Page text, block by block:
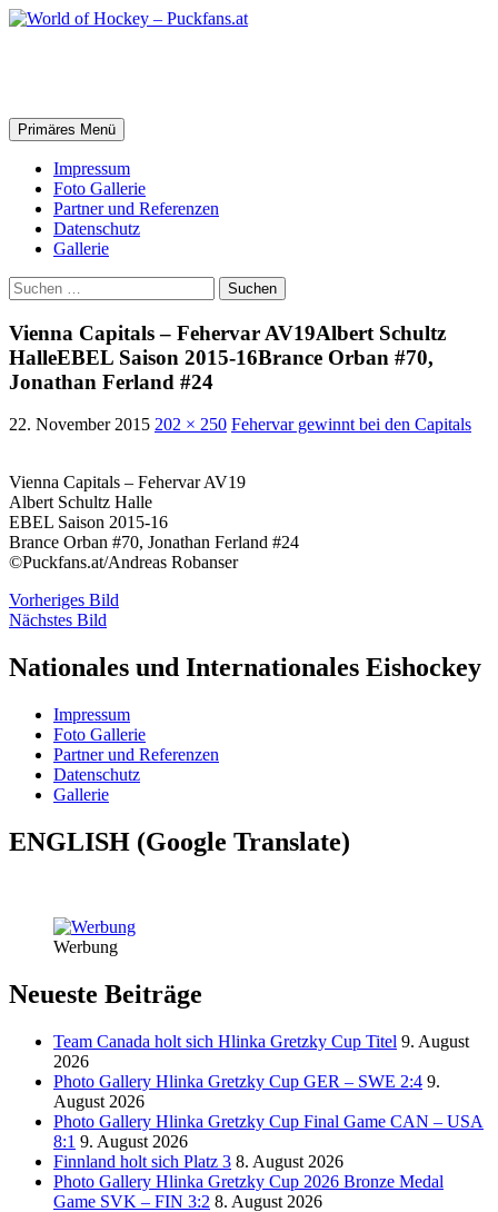
Zum
Suchen
Primäres Menü
Impressum
Foto Gallerie
Partner und Referenzen
Datenschutz
Gallerie
Suchen
nach:
Vienna Capitals – Fehervar AV19Albert Schultz
HalleEBEL Saison 2015-16Brance Orban #70,
Jonathan Ferland #24
22. November 2015 202 × 250 Fehervar gewinnt bei den Capitals
Vienna Capitals – Fehervar AV19
Albert Schultz Halle
EBEL Saison 2015-16
Brance Orban #70, Jonathan Ferland #24
©Puckfans.at/Andreas Robanser
Vorheriges Bild
Nächstes Bild
Nationales und Internationales Eishockey
Impressum
Foto Gallerie
Partner und Referenzen
Datenschutz
Gallerie
ENGLISH (Google Translate)
Werbung
Neueste Beiträge
Team Canada holt sich Hlinka Gretzky Cup Titel 9. August
2026
Photo Gallery Hlinka Gretzky Cup GER – SWE 2:4 9.
August 2026
Photo Gallery Hlinka Gretzky Cup Final Game CAN – USA
8:1 9. August 2026
Finnland holt sich Platz 3 8. August 2026
Photo Gallery Hlinka Gretzky Cup 2026 Bronze Medal
Game SVK – FIN 3:2 8. August 2026